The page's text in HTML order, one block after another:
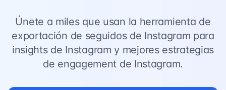
Únete a miles que usan la herramienta de
exportación de seguidos de Instagram para
insights de Instagram y mejores estrategias
de engagement de Instagram.